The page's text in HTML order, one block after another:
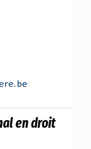
en droit